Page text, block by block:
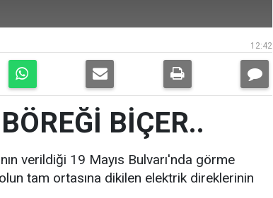
12:42
BİÇER..
verildiği 19 Mayıs Bulvarı'nda görme
tam ortasına dikilen elektrik direklerinin